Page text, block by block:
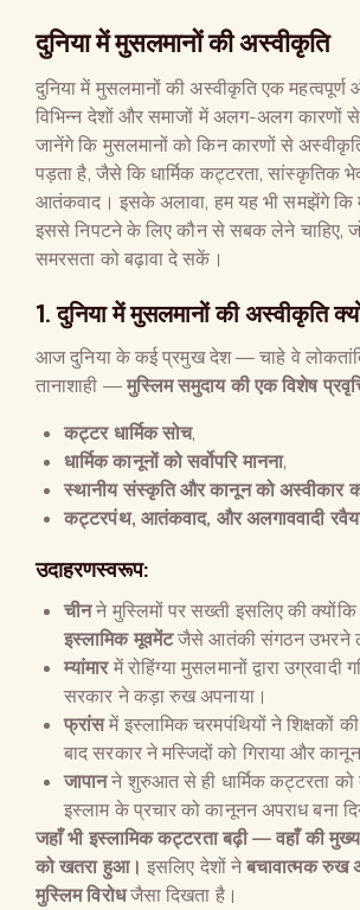
दुनिया में मुसलमानों की अस्वीकृति
दुनिया में मुसलमानों की अस्वीकृति एक महत्वपूर्ण
विभिन्न देशों और समाजों में अलग-अलग कारणों
जानेंगे कि मुसलमानों को किन कारणों से
पड़ता है, जैसे कि धार्मिक कट्टरता, सांस्कृतिक
आतंकवाद। इसके अलावा, हम यह भी समझेंगे कि
इससे निपटने के लिए कौन से सबक लेने चाहिए,
समरसता को बढ़ावा दे सकें।
1. दुनिया में मुसलमानों की अस्वीकृति
आज दुनिया के कई प्रमुख देश — चाहे वे
तानाशाही —मुस्लिम समुदाय की एक विशेष
कट्टर धार्मिक सोच,
धार्मिक कानूनों को सर्वोपरि मानना,
स्थानीय संस्कृति और कानून को अस्वीकार
कट्टरपंथ, आतंकवाद, और अलगाववादी
उदाहरणस्वरूप:
चीनने मुस्लिमों पर सख्ती इसलिए की
इस्लामिक मूवमेंटजैसे आतंकी संगठन उभरने
म्यांमारमें रोहिंग्या मुसलमानों द्वारा
सरकार ने कड़ा रुख अपनाया।
फ्रांसमें इस्लामिक चरमपंथियों ने शिक्षकों
बाद सरकार ने मस्जिदों को गिराया और
जापानने शुरुआत से ही धार्मिक कट्टरता
इस्लाम के प्रचार को कानूनन अपराध बना
जहाँ भी इस्लामिक कट्टरता बढ़ी—वहाँ की
को खतरा हुआ। इसलिए देशों नेबचावात्मक रुख
मुस्लिम विरोधजैसा दिखता है।